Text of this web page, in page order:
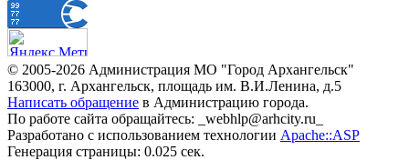
© 2005-2026 Администрация МО "Город Архангельск"
163000, г. Архангельск, площадь им. В.И.Ленина, д.5
Написать обращение в Администрацию города.
По работе сайта обращайтесь: _webhlp@arhcity.ru_
Разработано с использованием технологии Apache::ASP
Генерация страницы: 0.025 сек.